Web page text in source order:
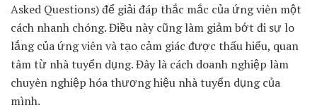
Asked Questions) để giải đáp thắc mắc của ứng viên một
cách nhanh chóng. Điều này cũng làm giảm bớt đi sự lo
lắng của ứng viên và tạo cảm giác được thấu hiểu, quan
tâm từ nhà tuyển dụng. Đây là cách doanh nghiệp làm
chuyên nghiệp hóa thương hiệu nhà tuyển dụng của
mình.